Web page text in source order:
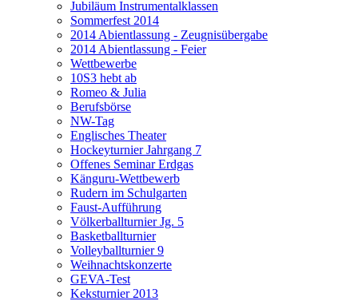
Jubiläum Instrumentalklassen
Sommerfest 2014
2014 Abientlassung - Zeugnisübergabe
2014 Abientlassung - Feier
Wettbewerbe
10S3 hebt ab
Romeo & Julia
Berufsbörse
NW-Tag
Englisches Theater
Hockeyturnier Jahrgang 7
Offenes Seminar Erdgas
Känguru-Wettbewerb
Rudern im Schulgarten
Faust-Aufführung
Völkerballturnier Jg. 5
Basketballturnier
Volleyballturnier 9
Weihnachtskonzerte
GEVA-Test
Keksturnier 2013